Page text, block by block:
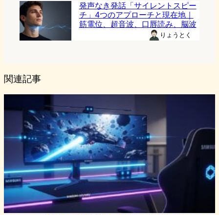
発声なき発話「サイレントスピー
チ」4つのアプローチと現在地｜
筋電位、超音波、口唇読み、脳波
りょうとく
関連記事